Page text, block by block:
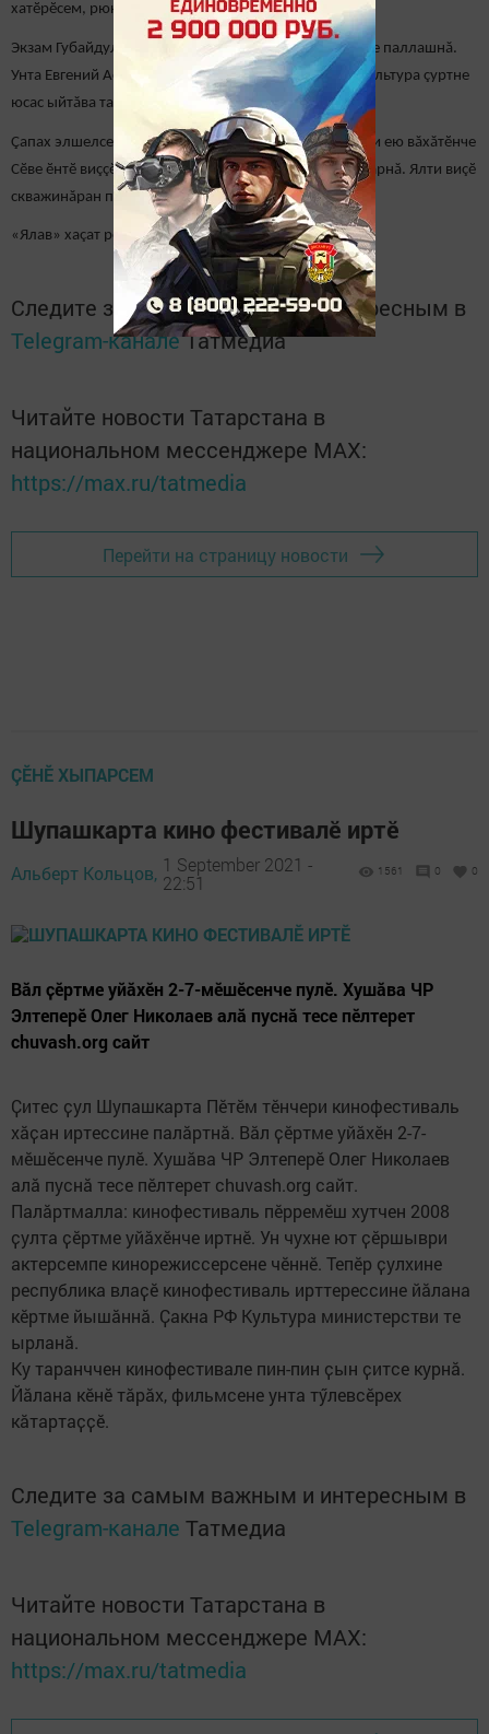
хатӗрӗсем, рюкзаксем панă.
Экзам Губайдуллин Элшелӗнчи Тăхăрьял музейӗпе те паллашнă.
Унта Евгений Афанасьев истори управçи вырнаçнă культура çуртне
юсас ыйтăва та тепӗр хут çӗкленӗ.
Çапах элшелсене шыв çукки тарăхтарать. Çуркуннехи ею вăхăтӗнче
Сӗве ӗнтӗ виççӗмӗш çул сарăлмасть, пуссенчи шыв тарнă. Ялти виçӗ
скважинăран пӗри кăна ӗçлет.
«Ялав» хаçат редакцийӗн сăнӳкерчӗкӗсем
Следите за самым важным и интересным в
Telegram-каналеТатмедиа
Читайте новости Татарстана в
национальном мессенджере MАХ:
https://max.ru/tatmedia
Перейти на страницу новости
ÇӖНӖ ХЫПАРСЕМ
Шупашкарта кино фестивалӗ иртӗ
Альберт Кольцов, 1 September 2021 -
22:51
1561 0 0
Вӑл ҫӗртме уйӑхӗн 2-7-мӗшӗсенче пулӗ. Хушӑва ЧР
Элтеперӗ Олег Николаев алӑ пуснӑ тесе пӗлтерет
chuvash.org сайт
Ҫитес ҫул Шупашкарта Пӗтӗм тӗнчери кинофестиваль
хӑҫан иртессине палӑртнӑ. Вӑл ҫӗртме уйӑхӗн 2-7-
мӗшӗсенче пулӗ. Хушӑва ЧР Элтеперӗ Олег Николаев
алӑ пуснӑ тесе пӗлтерет chuvash.org сайт.
Палӑртмалла: кинофестиваль пӗрремӗш хутчен 2008
ҫулта ҫӗртме уйӑхӗнче иртнӗ. Ун чухне ют ҫӗршыври
актерсемпе кинорежиссерсене чӗннӗ. Тепӗр ҫулхине
республика влаҫӗ кинофестиваль ирттерессине йӑлана
кӗртме йышӑннӑ. Ҫакна РФ Культура министерстви те
ырланӑ.
Ку таранччен кинофестивале пин-пин ҫын ҫитсе курнӑ.
Йӑлана кӗнӗ тӑрӑх, фильмсене унта тӳлевсӗрех
кӑтартаҫҫӗ.
Следите за самым важным и интересным в
Telegram-канале Татмедиа
Читайте новости Татарстана в
национальном мессенджере MАХ:
https://max.ru/tatmedia